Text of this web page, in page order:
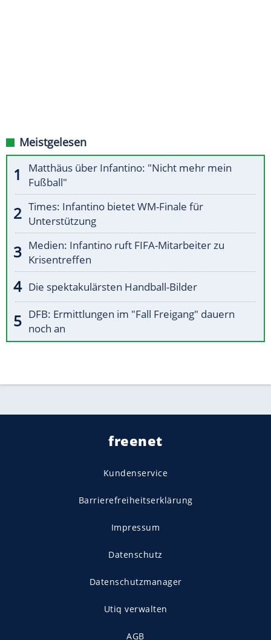
Meistgelesen
Matthäus über Infantino: "Nicht mehr mein
Fußball"
Times: Infantino bietet WM-Finale für
Unterstützung
Medien: Infantino ruft FIFA-Mitarbeiter zu
Krisentreffen
Die spektakulärsten Handball-Bilder
DFB: Ermittlungen im "Fall Freigang" dauern
noch an
freenet
Kundenservice
Barrierefreiheitserklärung
Impressum
Datenschutz
Datenschutzmanager
Utiq verwalten
AGB